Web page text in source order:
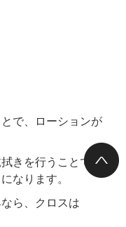
で、ローションが
きを行うことで、
なります。
ら、クロスは